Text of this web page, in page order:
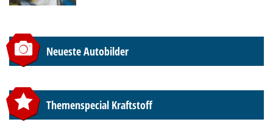
Neueste Autobilder
Themenspecial Kraftstoff